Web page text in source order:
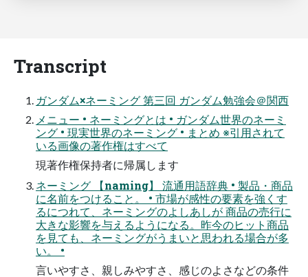
Transcript
ガンダム×ネーミング 第三回 ガンダム勉強会＠関西
メニュー • ネーミングとは • ガンダム世界のネーミ
ング • 現実世界のネーミング • まとめ ※引用されて
いる画像の著作権はすべて
現著作権保持者に帰属します
ネーミング 【naming】 流通用語辞典 • 製品・商品
に名前をつけること。 • 市場が感性の要素を強くす
るにつれて、ネーミングのよしあしが 商品の売行に
大きな影響を与えるようになる。昨今のヒット商品
を見ても、ネーミングがうまいと思われる場合が多
い。 •
言いやすさ、親しみやすさ、感じのよさなどの条件